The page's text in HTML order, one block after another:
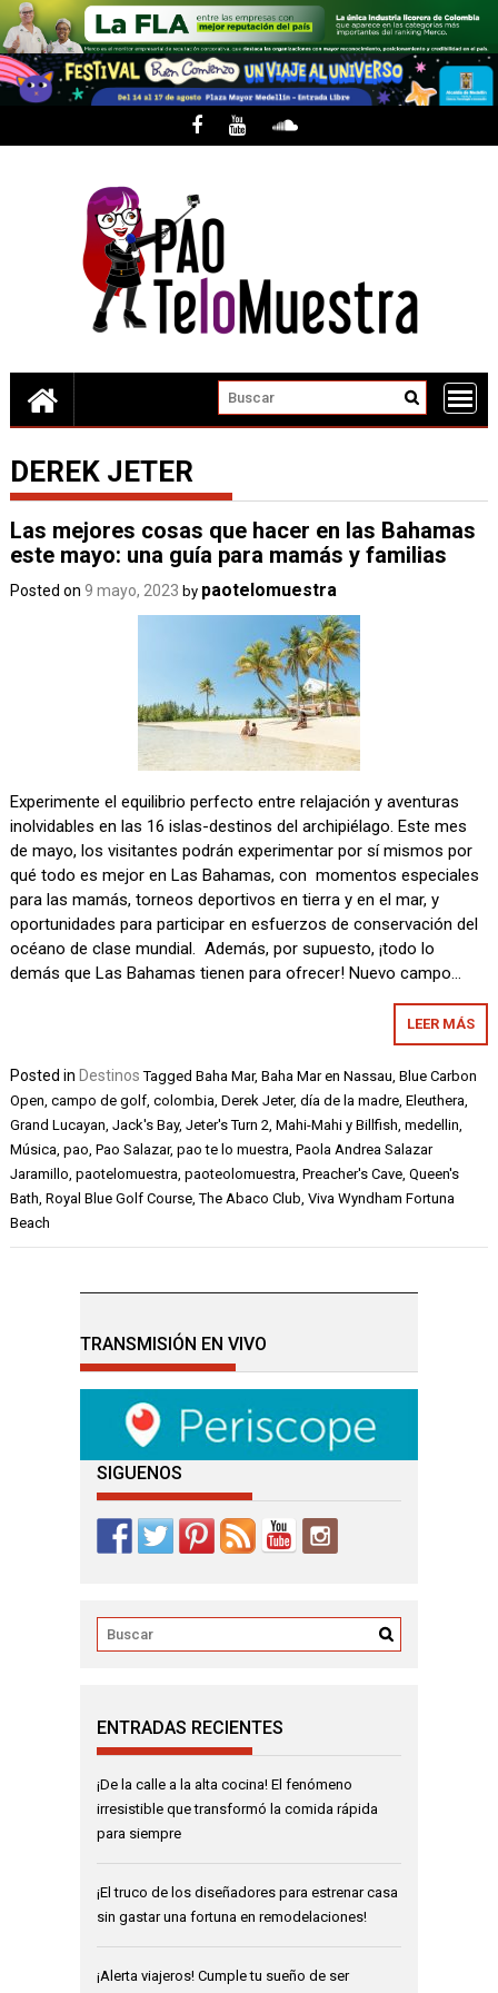
DEREK JETER
Las mejores cosas que hacer en las Bahamas
este mayo: una guía para mamás y familias
Posted on9 mayo, 2023 by paotelomuestra
Experimente el equilibrio perfecto entre relajación y aventuras
inolvidables en las 16 islas-destinos del archipiélago. Este mes
de mayo, los visitantes podrán experimentar por sí mismos por
qué todo es mejor en Las Bahamas, con momentos especiales
para las mamás, torneos deportivos en tierra y en el mar, y
oportunidades para participar en esfuerzos de conservación del
océano de clase mundial. Además, por supuesto, ¡todo lo
demás que Las Bahamas tienen para ofrecer! Nuevo campo…
LEER MÁS
Posted in Destinos TaggedBaha Mar,Baha Mar en Nassau,Blue Carbon
Open,campo de golf,colombia,Derek Jeter,día de la madre,Eleuthera,
Grand Lucayan,Jack's Bay,Jeter's Turn 2,Mahi-Mahi y Billfish,medellin,
Música,pao,Pao Salazar,pao te lo muestra,Paola Andrea Salazar
Jaramillo,paotelomuestra,paoteolomuestra,Preacher's Cave,Queen's
Bath,Royal Blue Golf Course,The Abaco Club,Viva Wyndham Fortuna
Beach
TRANSMISIÓN EN VIVO
SIGUENOS
ENTRADAS RECIENTES
¡De la calle a la alta cocina! El fenómeno
irresistible que transformó la comida rápida
para siempre
¡El truco de los diseñadores para estrenar casa
sin gastar una fortuna en remodelaciones!
¡Alerta viajeros! Cumple tu sueño de ser